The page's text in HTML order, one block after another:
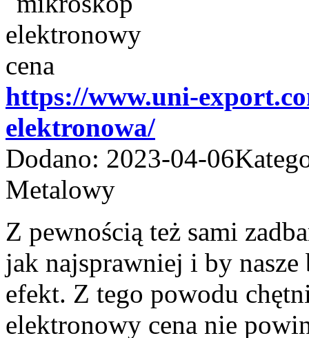
https://www.uni-
elektronowa/
Dodano: 2023-04-06
Metalowy
Z pewnością też sami
jak najsprawniej i by
efekt. Z tego powodu
elektronowy cena nie